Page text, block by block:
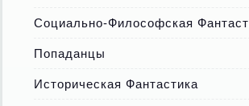
Социально-Философская
Попаданцы
Историческая Фантастика